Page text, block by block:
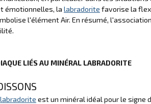
émotionnelles, la labradorite favorise la
l'élément Air. En résumé,
LIÉS AU MINÉRAL LABRADORITE
labradorite est un minéral idéal pour le signe